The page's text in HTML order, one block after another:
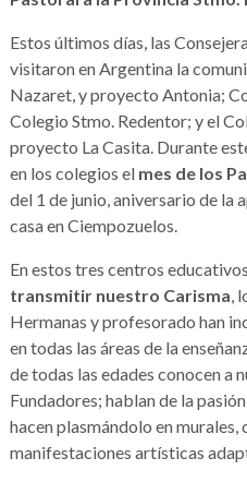
Estos últimos días, las
visitaron en Argentina la
Nazaret, y proyecto Antonia;
Colegio Stmo. Redentor; y el
proyecto La Casita. Durante
en los colegios elmes de los
del 1 de junio, aniversario de la
casa en Ciempozuelos.
En estos tres centros
transmitir nuestro Carisma ,
Hermanas y profesorado han
en todas las áreas de la
de todas las edades conocen a
Fundadores; hablan de la
hacen plasmándolo en murales,
manifestaciones artísticas